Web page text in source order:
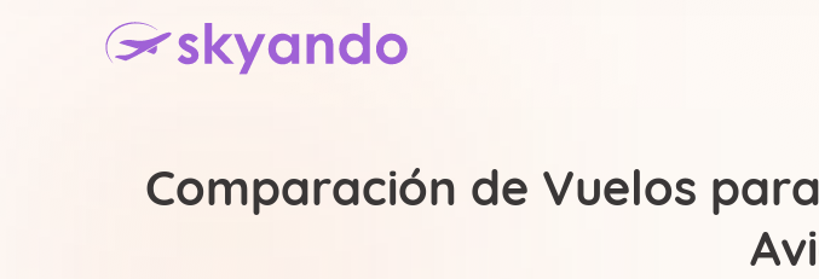
Comparación de Vuelos